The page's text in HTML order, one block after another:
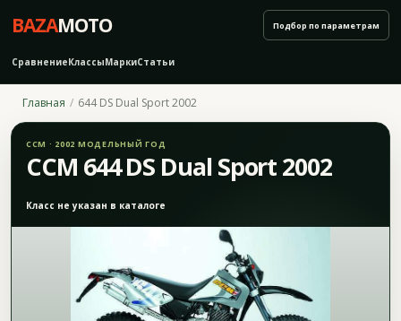
BAZAMOTO
СравнениеКлассыМаркиСтатьи
Подбор по параметрам
Главная 644 DS Dual Sport 2002
CCM · 2002 МОДЕЛЬНЫЙ ГОД
CCM 644 DS Dual Sport 2002
Класс не указан в каталоге